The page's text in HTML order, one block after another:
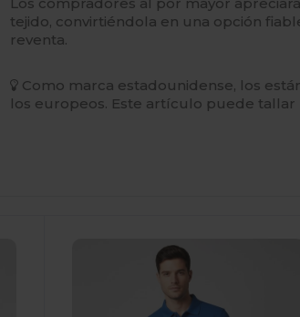
tejido, convirtiéndola en una opción
reventa.
Como marca estadounidense, los
los europeos. Este artículo puede tallar